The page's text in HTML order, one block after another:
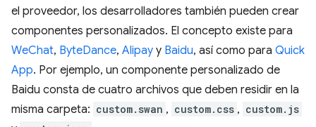
el proveedor, los desarrolladores también pueden crear
componentes personalizados. El concepto existe para
WeChat, ByteDance, Alipay y Baidu, así como para Quick
App. Por ejemplo, un componente personalizado de
Baidu consta de cuatro archivos que deben residir en la
misma carpeta: custom.swan , custom.css , custom.js